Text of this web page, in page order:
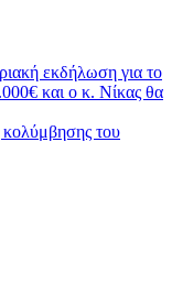
εκδήλωση για το
και ο κ. Νίκας θα
κολύμβησης του